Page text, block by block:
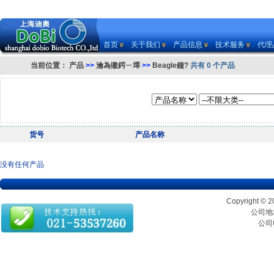
首页 关于我们 产品信息 技术服务 代理
当前位置： 产品 >> 瀹為獙鍔ㄧ墿 >> Beagle鐘? 共有 0 个产品
货号 产品名称
没有任何产品
Copyright ©
公司
公